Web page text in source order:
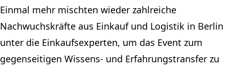
Einmal mehr mischten wieder zahlreiche
Nachwuchskräfte aus Einkauf und Logistik in Berlin
unter die Einkaufsexperten, um das Event zum
gegenseitigen Wissens- und Erfahrungstransfer zu